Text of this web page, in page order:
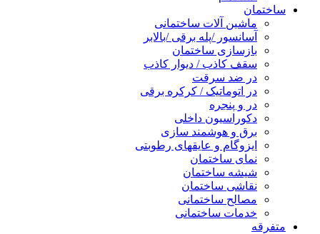
ساختمان
ماشین آلات ساختمانی
آسانسور /پله برقی /بالابر
بازسازی ساختمان
سقف کاذب / دیوار کاذب
در ضد سرقت
در اتوماتیک / کرکره برقی
در و پنجره
دکوراسیون داخلی
برق و هوشمند سازی
ایزوگام و عایقهای رطوبتی
نمای ساختمان
شیشه ساختمان
نقاشی ساختمان
مصالح ساختمانی
خدمات ساختمانی
متفرقه